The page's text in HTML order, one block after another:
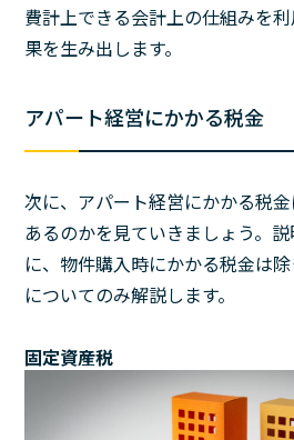
費計上できる会計上の仕組みを
果を生み出します。
アパート経営にかかる税金
次に、アパート経営にかかる税
あるのかを見ていきましょう。
に、物件購入時にかかる税金は
についてのみ解説します。
固定資産税